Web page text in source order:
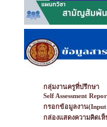
กลุ่มงานครูที่ปรึกษา
Self Assessment
กรอกข้อมูลงาน(Input
กล่องแสดงความคิดเ